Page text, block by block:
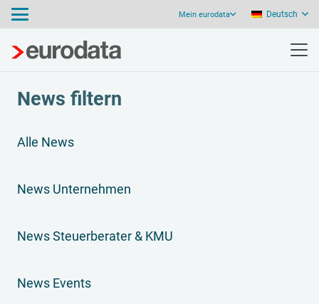
Mein eurodata Deutsch
News filtern
Alle News
News Unternehmen
News Steuerberater & KMU
News Events